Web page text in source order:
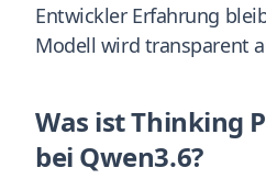
Entwickler Erfahrung
Modell wird transparent
Was ist Thinking
bei Qwen3.6?